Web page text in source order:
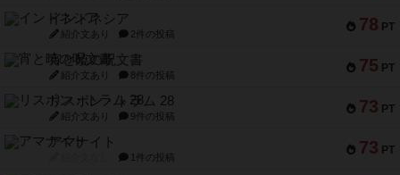
78 PT
インドネシア
紹介文あり 2件の投稿
75 PT
宵と暁の呪文書
紹介文あり 8件の投稿
73 PT
リスボン・トラム 28
紹介文あり 9件の投稿
73 PT
アマナイト
1件の投稿